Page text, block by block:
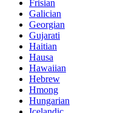
Frisian
Galician
Georgian
Gujarati
Haitian
Hausa
Hawaiian
Hebrew
Hmong
Hungarian